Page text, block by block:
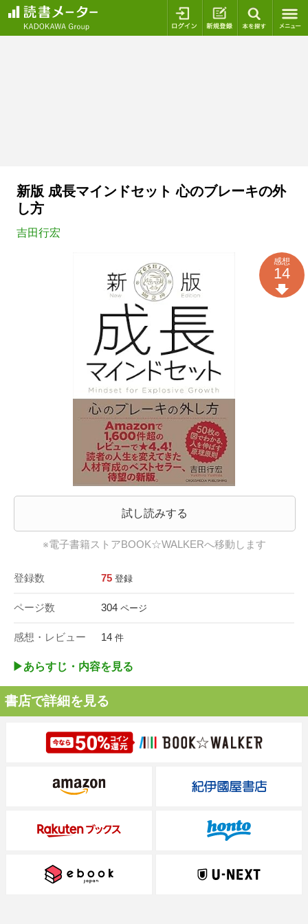
ログイン 新規登録
新版 成長マインドセット 心のブレーキの外
し方
吉田行宏
試し読みする
※電子書籍ストアBOOK☆WALKERへ移動します
登録数 75 登録
ページ数 304 ページ
感想・レビュー 14 件
感想
14
▶︎あらすじ・内容を見る
書店で詳細を見る